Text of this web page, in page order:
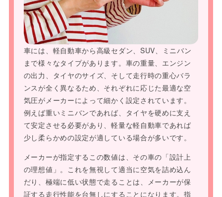
車には、軽自動車から高級セダン、SUV、ミニバン
まで様々なタイプがあります。車の重量、エンジン
の出力、タイヤのサイズ、そして走行時の重心バラ
ンスが全く異なるため、それぞれに応じた最適な空
気圧がメーカーによって細かく設定されています。
例えば重いミニバンであれば、タイヤを硬めに支え
て安定させる必要があり、軽量な軽自動車であれば
少し柔らかめの設定が適している場合が多いです。
メーカーが指定するこの数値は、その車の「設計上
の理想値」。これを無視して適当に空気を詰め込ん
だり、極端に低い状態で走ることは、メーカーが保
証する走行性能を台無しにすることになります。指